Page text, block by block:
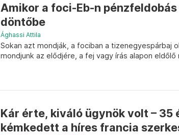
Amikor a foci-Eb-n
döntőbe
Ághassi Attila
Sokan azt mondják, a fociban a tizenegyespárbaj
mondjunk az elődjére, a fej vagy írás alapon eldőlő
Kár érte, kiváló ügynök volt – 35
kémkedett a híres francia